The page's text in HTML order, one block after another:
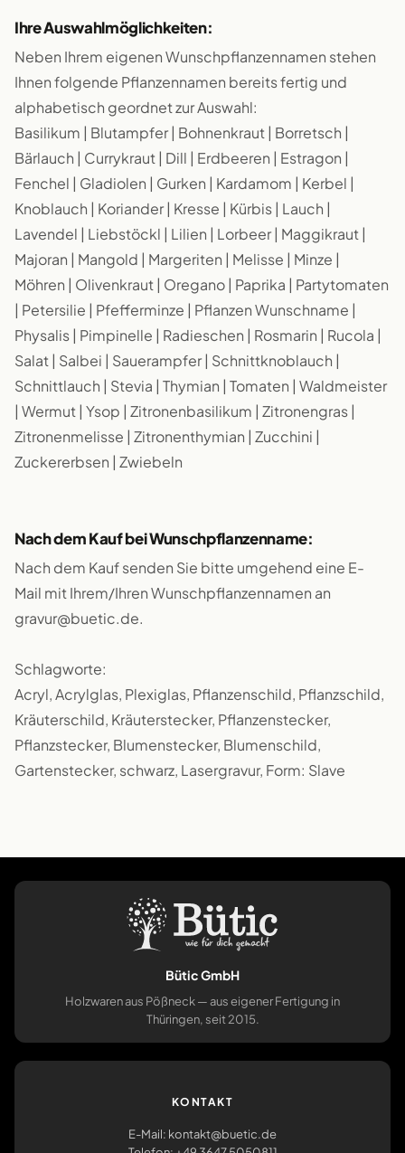
Ihre Auswahlmöglichkeiten:
Neben Ihrem eigenen Wunschpflanzennamen stehen
Ihnen folgende Pflanzennamen bereits fertig und
alphabetisch geordnet zur Auswahl:
Basilikum | Blutampfer | Bohnenkraut | Borretsch |
Bärlauch | Currykraut | Dill | Erdbeeren | Estragon |
Fenchel | Gladiolen | Gurken | Kardamom | Kerbel |
Knoblauch | Koriander | Kresse | Kürbis | Lauch |
Lavendel | Liebstöckl | Lilien | Lorbeer | Maggikraut |
Majoran | Mangold | Margeriten | Melisse | Minze |
Möhren | Olivenkraut | Oregano | Paprika | Partytomaten
| Petersilie | Pfefferminze | Pflanzen Wunschname |
Physalis | Pimpinelle | Radieschen | Rosmarin | Rucola |
Salat | Salbei | Sauerampfer | Schnittknoblauch |
Schnittlauch | Stevia | Thymian | Tomaten | Waldmeister
| Wermut | Ysop | Zitronenbasilikum | Zitronengras |
Zitronenmelisse | Zitronenthymian | Zucchini |
Zuckererbsen | Zwiebeln
Nach dem Kauf bei Wunschpflanzenname:
Nach dem Kauf senden Sie bitte umgehend eine E-
Mail mit Ihrem/Ihren Wunschpflanzennamen an
gravur@buetic.de.
Schlagworte:
Acryl, Acrylglas, Plexiglas, Pflanzenschild, Pflanzschild,
Kräuterschild, Kräuterstecker, Pflanzenstecker,
Pflanzstecker, Blumenstecker, Blumenschild,
Gartenstecker, schwarz, Lasergravur, Form: Slave
Bütic GmbH
Holzwaren aus Pößneck — aus eigener Fertigung in
Thüringen, seit 2015.
KONTAKT
E-Mail: kontakt@buetic.de